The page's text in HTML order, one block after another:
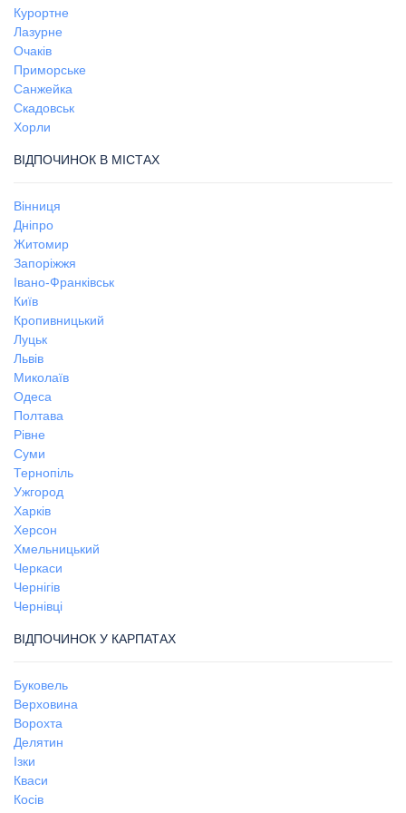
Курортне
Лазурне
Очаків
Приморське
Санжейка
Скадовськ
Хорли
ВІДПОЧИНОК В МІСТАХ
Вінниця
Дніпро
Житомир
Запоріжжя
Івано-Франківськ
Київ
Кропивницький
Луцьк
Львів
Миколаїв
Одеса
Полтава
Рівне
Суми
Тернопіль
Ужгород
Харків
Херсон
Хмельницький
Черкаси
Чернігів
Чернівці
ВІДПОЧИНОК У КАРПАТАХ
Буковель
Верховина
Ворохта
Делятин
Ізки
Кваси
Косів